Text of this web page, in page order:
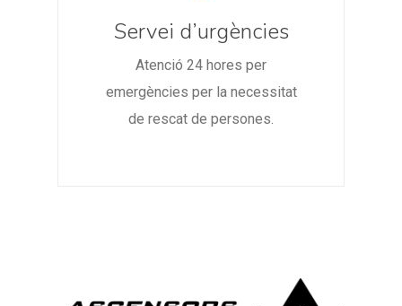
Servei d’urgències
Atenció 24 hores per
emergències per la necessitat
de rescat de persones.